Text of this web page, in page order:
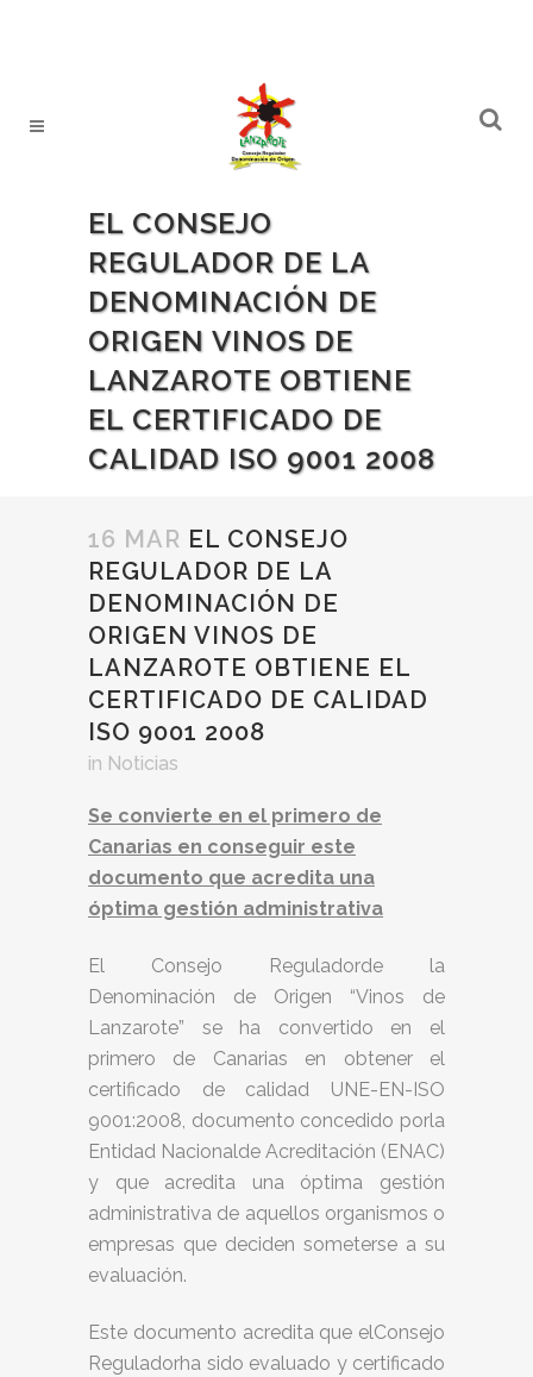
EL CONSEJO
REGULADOR DE LA
DENOMINACIÓN DE
ORIGEN VINOS DE
LANZAROTE OBTIENE
EL CERTIFICADO DE
CALIDAD ISO 9001 2008
16 MAR EL CONSEJO
REGULADOR DE LA
DENOMINACIÓN DE
ORIGEN VINOS DE
LANZAROTE OBTIENE EL
CERTIFICADO DE CALIDAD
ISO 9001 2008
in Noticias
Se convierte en el primero de
Canarias en conseguir este
documento que acredita una
óptima gestión administrativa
El Consejo Reguladorde la
Denominación de Origen “Vinos de
Lanzarote” se ha convertido en el
primero de Canarias en obtener el
certificado de calidad UNE-EN-ISO
9001:2008, documento concedido porla
Entidad Nacionalde Acreditación (ENAC)
y que acredita una óptima gestión
administrativa de aquellos organismos o
empresas que deciden someterse a su
evaluación.
Este documento acredita que elConsejo
Reguladorha sido evaluado y certificado